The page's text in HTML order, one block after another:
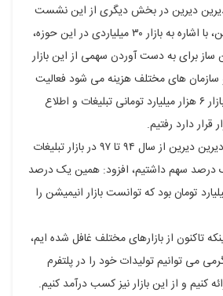
دیرین دیرین در بخش دیگری از این نشست
درباره بازار تولید انیمیشن، با اشاره به بازار ۳۰ میلیاردی در این حوزه،
ساز برای به دست آوردن سهمی از این بازار
های مختلف هزینه می شود فعالیت
می کنند اما ما به دنبال بازار ۶ هزار میلیارد تومانی تبلیغات و اطلاع
قرار دارد رفتیم.
وی با اشاره به اینکه در دیرین دیرین از سال ۹۴ تا ۹۷ در بازار تبلیغات
یک درصد سهم داشتیم، افزود: همین یک درصد
بازار معادل ۳۰ میلیارد تومان بود که توانست بازار انیمیشن را
تاکنون از بازارهای مختلف غافل شده ایم،
می توانیم تولیدات خود را در پلتفرم
کنیم و از این بازار نیز کسب درآمد کنیم.